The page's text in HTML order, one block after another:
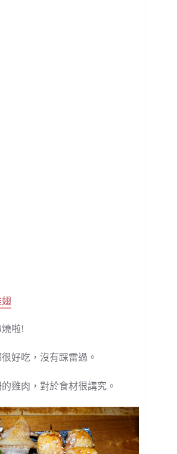
啦!
好吃，沒有踩雷過。
雞肉，對於食材很講究。